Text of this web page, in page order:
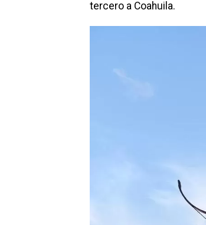
tercero a Coahuila.